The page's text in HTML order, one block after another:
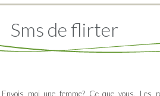
Sms de flirter
Envois moi une femme? Ce que vous. Les